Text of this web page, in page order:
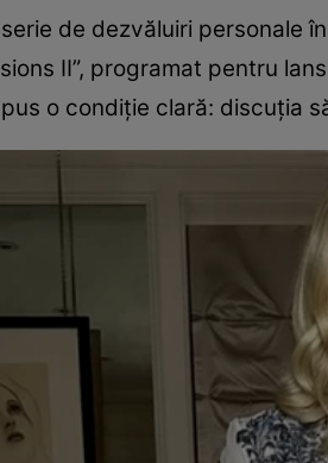
de dezvăluiri personale
II”, programat pentru
o condiție clară: discuția